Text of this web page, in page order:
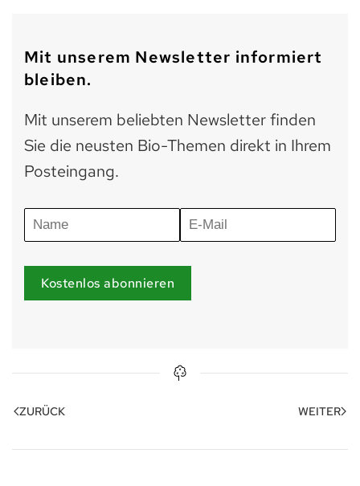
Mit unserem Newsletter informiert
bleiben.
Mit unserem beliebten Newsletter finden
Sie die neusten Bio-Themen direkt in Ihrem
Posteingang.
Kostenlos abonnieren
ZURÜCK WEITER